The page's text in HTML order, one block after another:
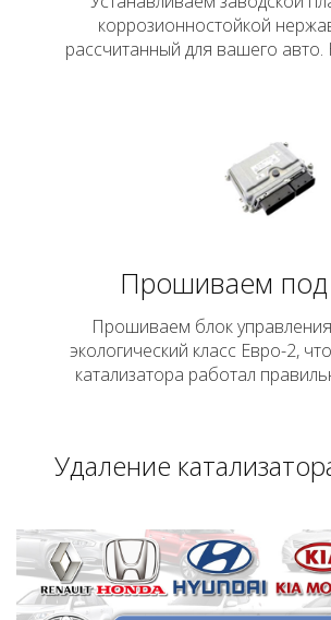
коррозионностойкой
рассчитанный для вашего авто.
Прошиваем под
Прошиваем блок
экологический класс Евро-2,
катализатора работал
Удаление